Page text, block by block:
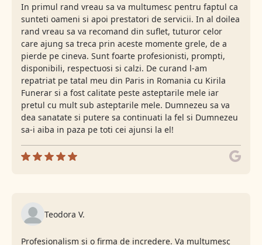
In primul rand vreau sa va multumesc pentru faptul ca
sunteti oameni si apoi prestatori de servicii. In al doilea
rand vreau sa va recomand din suflet, tuturor celor
care ajung sa treca prin aceste momente grele, de a
pierde pe cineva. Sunt foarte profesionisti, prompti,
disponibili, respectuosi si calzi. De curand l-am
repatriat pe tatal meu din Paris in Romania cu Kirila
Funerar si a fost calitate peste asteptarile mele iar
pretul cu mult sub asteptarile mele. Dumnezeu sa va
dea sanatate si putere sa continuati la fel si Dumnezeu
sa-i aiba in paza pe toti cei ajunsi la el!
Teodora V.
Profesionalism si o firma de incredere. Va multumesc